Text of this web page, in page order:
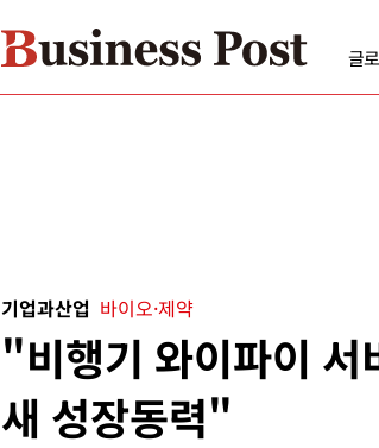
글
기업과산업 바이오·제약
"비행기 와이파이 서
새 성장동력"